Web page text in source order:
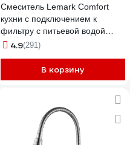
Смеситель Lemark Comfort
кухни с подключением к
фильтру с питьевой водой
LM3071C-Gray
4.9(291)
В корзину